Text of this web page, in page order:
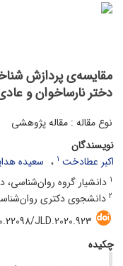
مقایسه‌ی پردازش
دختر نارساخوان و
نوع مقاله : مقاله پژوهشی
نویسندگان
اکبر عطادخت 1 سعیده
1 دانشیار گروه روان‌شناسی،
2 دانشجوی دکتری
JLD.2020.923
چکیده